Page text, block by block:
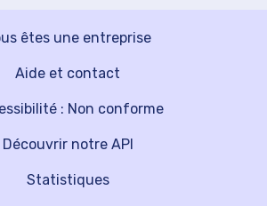
êtes une entreprise
Découvrir notre API
Aide et contact
Statistiques
: Non conforme